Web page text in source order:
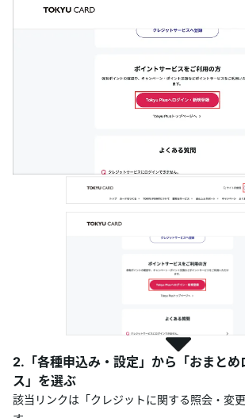
あんしんサポート
よくあるご質問・お問合せ
サイト内検索
2.「各種申込み・設定」から「おまとめ
ス」を選ぶ
該当リンクは「クレジットに関する照会・変